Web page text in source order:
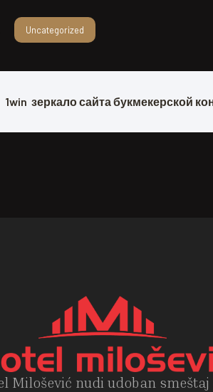
Uncategorized
1win  зеркало сайта букмекерской
Milošević nudi udoban smeštaj